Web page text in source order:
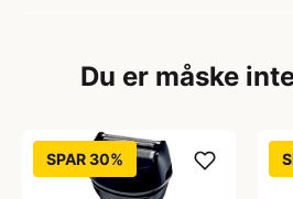
Du er måske
SPAR 30%